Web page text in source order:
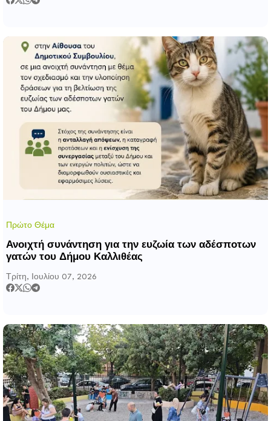
Πρώτο Θέμα
Ανοιχτή συνάντηση για την ευζωία των αδέσποτων
γατών του Δήμου Καλλιθέας
Τρίτη, Ιουλίου 07, 2026